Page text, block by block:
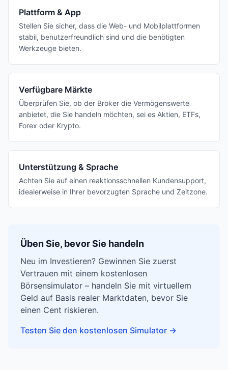
Plattform & App
Stellen Sie sicher, dass die Web- und Mobilplattformen
stabil, benutzerfreundlich sind und die benötigten
Werkzeuge bieten.
Verfügbare Märkte
Überprüfen Sie, ob der Broker die Vermögenswerte
anbietet, die Sie handeln möchten, sei es Aktien, ETFs,
Forex oder Krypto.
Unterstützung & Sprache
Achten Sie auf einen reaktionsschnellen Kundensupport,
idealerweise in Ihrer bevorzugten Sprache und Zeitzone.
Üben Sie, bevor Sie handeln
Neu im Investieren? Gewinnen Sie zuerst
Vertrauen mit einem kostenlosen
Börsensimulator – handeln Sie mit virtuellem
Geld auf Basis realer Marktdaten, bevor Sie
einen Cent riskieren.
Testen Sie den kostenlosen Simulator →